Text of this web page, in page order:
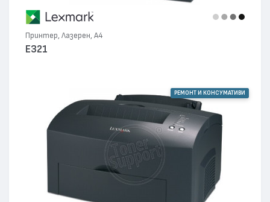
Принтер, Лазерен, А4
E321
РЕМОНТ И КОНСУМАТИВИ